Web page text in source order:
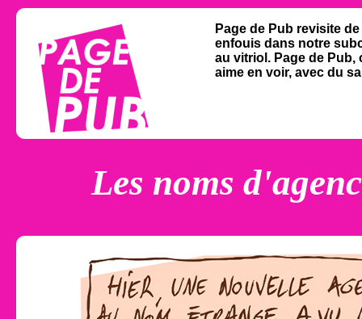
Page de Pub revisite
enfouis dans notre
au vitriol. Page de
aime en voir, avec du
Les noms